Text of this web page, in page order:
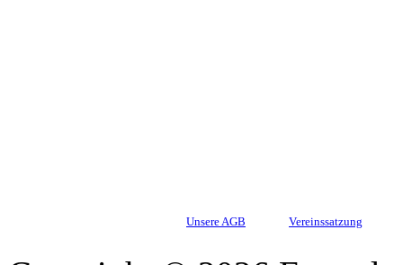
Unsere AGB Vereinssatzung